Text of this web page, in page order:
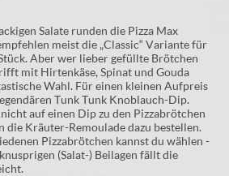
Salate runden die Pizza Max
meist die „Classic“ Variante für
Aber wer lieber gefüllte Brötchen
mit Hirtenkäse, Spinat und Gouda
Wahl. Für einen kleinen Aufpreis
Tunk Tunk Knoblauch-Dip.
auf einen Dip zu den Pizzabrötchen
die Kräuter-Remoulade dazu bestellen.
Pizzabrötchen kannst du wählen -
(Salat-) Beilagen fällt die